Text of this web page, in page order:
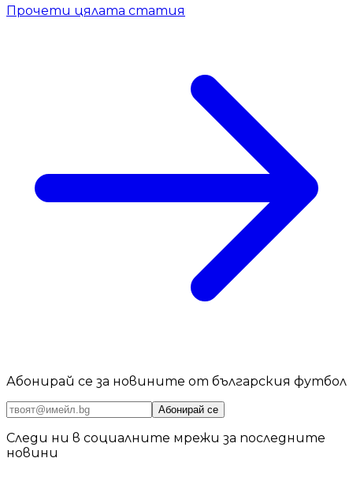
Прочети цялата статия
Абонирай се за новините от българския футбол
Абонирай се
Следи ни в социалните мрежи за последните
новини